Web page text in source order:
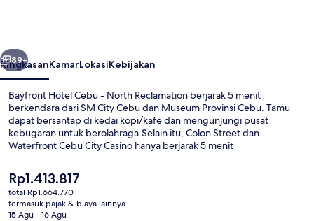
Reclamation
Berikutnya
89+
RingkasanKamarLokasiKebijakan
Bayfront Hotel Cebu - North Reclamation berjarak 5 menit
berkendara dari SM City Cebu dan Museum Provinsi Cebu. Tamu
dapat bersantap di kedai kopi/kafe dan mengunjungi pusat
kebugaran untuk berolahraga.Selain itu, Colon Street dan
Waterfront Cebu City Casino hanya berjarak 5 menit
Harga
saat
ini
Rp1.413.817
Rp1.413.817
total Rp1.664.770
termasuk pajak & biaya lainnya
15 Agu - 16 Agu